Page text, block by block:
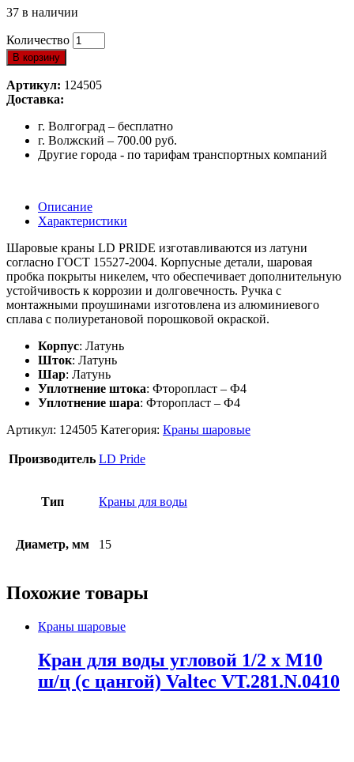
37 в наличии
Количество
В корзину
Артикул: 124505
Доставка:
г. Волгоград – бесплатно
г. Волжский – 700.00 руб.
Другие города - по тарифам транспортных компаний
Описание
Характеристики
Шаровые краны LD PRIDE изготавливаются из латуни
согласно ГОСТ 15527-2004. Корпусные детали, шаровая
пробка покрыты никелем, что обеспечивает дополнительную
устойчивость к коррозии и долговечность. Ручка с
монтажными проушинами изготовлена из алюминиевого
сплава с полиуретановой порошковой окраской.
Корпус: Латунь
Шток: Латунь
Шар: Латунь
Уплотнение штока: Фторопласт – Ф4
Уплотнение шара: Фторопласт – Ф4
Артикул: 124505 Категория: Краны шаровые
Производитель LD Pride
Тип Краны для воды
Диаметр, мм 15
Похожие товары
Краны шаровые
Кран для воды угловой 1/2 x М10
ш/ц (с цангой) Valtec VT.281.N.0410